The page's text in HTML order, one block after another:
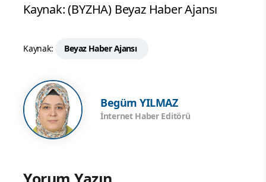
Kaynak: (BYZHA) Beyaz Haber Ajansı
Kaynak: Beyaz Haber Ajansı
Begüm YILMAZ
İnternet Haber Editörü